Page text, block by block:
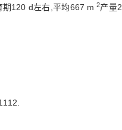
期120 d左右,平均667 m2产量2